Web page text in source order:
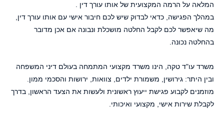
המלאה על הרמה המקצועית של אותו עורך דין .
במהלך הפגישה, כדאי לבדוק שיש לכם חיבור אישי עם אותו עורך דין,
מה שיאפשר לכם לקבל החלטה מושכלת ונבונה אם אכן מדובר
בהחלטה נכונה.
משרד עו"ד טקה, הינו משרד מקצועי המתמחה בעולם דיני המשפחה
ובין היתר: גירושין, משמורת ילדים, צוואות, ירושות והסכמי ממון.
מוזמנים לקבוע פגישת ייעוץ ראשונית ולעשות את הצעד הראשון, בדרך
לקבלת שירות אישי, מקצועי ואיכותי.